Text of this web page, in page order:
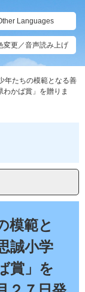
Languages
変更／音声読み上げ
年たちの模範となる善
かば賞」を贈りま
模範と
誠小学
賞」を